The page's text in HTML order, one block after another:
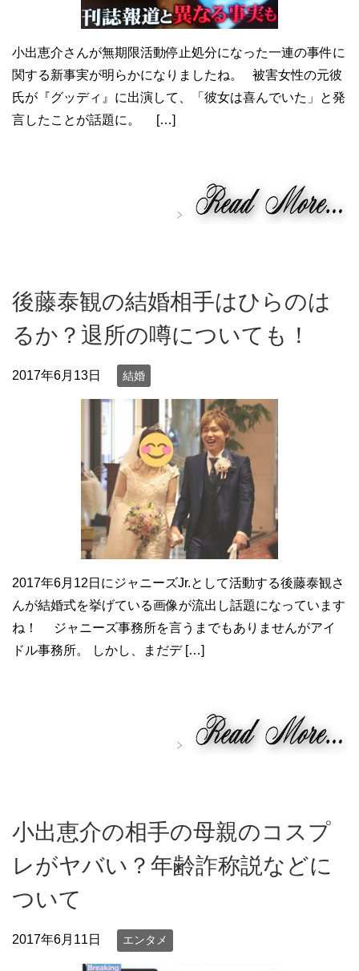
小出恵介さんが無期限活動停止処分になった一連の事件に
関する新事実が明らかになりましたね。 被害女性の元彼
氏が『グッディ』に出演して、「彼女は喜んでいた」と発
言したことが話題に。 […]
後藤泰観の結婚相手はひらのは
るか？退所の噂についても！
2017年6月13日 結婚
2017年6月12日にジャニーズJr.として活動する後藤泰観さ
んが結婚式を挙げている画像が流出し話題になっています
ね！ ジャニーズ事務所を言うまでもありませんがアイ
ドル事務所。 しかし、まだデ […]
小出恵介の相手の母親のコスプ
レがヤバい？年齢詐称説などに
ついて
2017年6月11日 エンタメ